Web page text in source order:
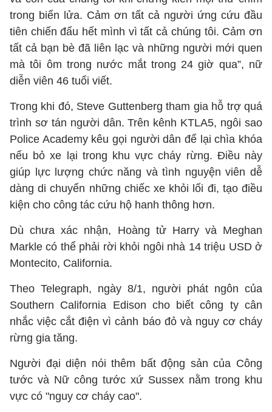
trong biển lửa. Cảm ơn tất cả người ứng cứu đầu
tiên chiến đấu hết mình vì tất cả chúng tôi. Cảm ơn
tất cả bạn bè đã liên lạc và những người mới quen
mà tôi ôm trong nước mắt trong 24 giờ qua”, nữ
diễn viên 46 tuổi viết.
Trong khi đó, Steve Guttenberg tham gia hỗ trợ quá
trình sơ tán người dân. Trên kênh KTLA5, ngôi sao
Police Academy kêu gọi người dân để lại chìa khóa
nếu bỏ xe lại trong khu vực cháy rừng. Điều này
giúp lực lượng chức năng và tình nguyện viên dễ
dàng di chuyển những chiếc xe khỏi lối đi, tạo điều
kiện cho công tác cứu hộ hanh thông hơn.
Dù chưa xác nhận, Hoàng tử Harry và Meghan
Markle có thể phải rời khỏi ngôi nhà 14 triệu USD ở
Montecito, California.
Theo Telegraph, ngày 8/1, người phát ngôn của
Southern California Edison cho biết công ty cân
nhắc việc cắt điện vì cảnh báo đỏ và nguy cơ cháy
rừng gia tăng.
Người đại diện nói thêm bất động sản của Công
tước và Nữ công tước xứ Sussex nằm trong khu
vực có "nguy cơ cháy cao".